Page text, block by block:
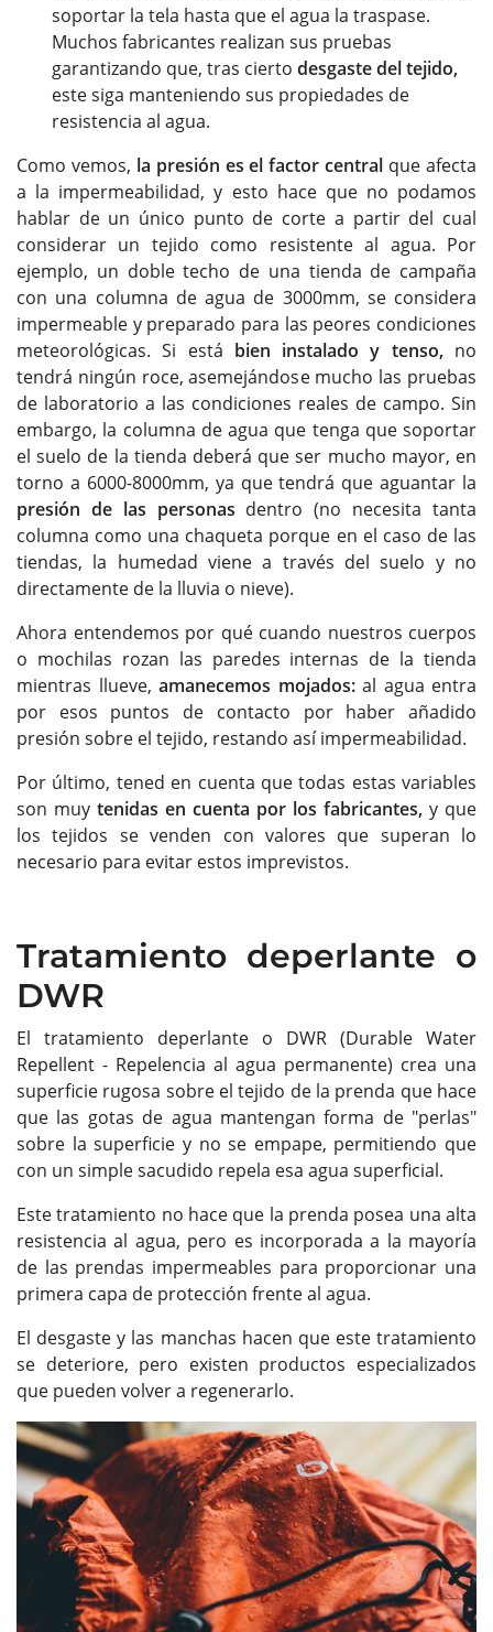
soportar la tela hasta que el agua la traspase.
Muchos fabricantes realizan sus pruebas
garantizando que, tras cierto desgaste del tejido,
este siga manteniendo sus propiedades de
resistencia al agua.
Como vemos, la presión es el factor central que afecta
a la impermeabilidad, y esto hace que no podamos
hablar de un único punto de corte a partir del cual
considerar un tejido como resistente al agua. Por
ejemplo, un doble techo de una tienda de campaña
con una columna de agua de 3000mm, se considera
impermeable y preparado para las peores condiciones
meteorológicas. Si está bien instalado y tenso,no
tendrá ningún roce, asemejándose mucho las pruebas
de laboratorio a las condiciones reales de campo. Sin
embargo, la columna de agua que tenga que soportar
el suelo de la tienda deberá que ser mucho mayor, en
torno a 6000-8000mm, ya que tendrá que aguantar la
presión de las personas dentro (no necesita tanta
columna como una chaqueta porque en el caso de las
tiendas, la humedad viene a través del suelo y no
directamente de la lluvia o nieve).
Ahora entendemos por qué cuando nuestros cuerpos
o mochilas rozan las paredes internas de la tienda
mientras llueve, amanecemos mojados:al agua entra
por esos puntos de contacto por haber añadido
presión sobre el tejido, restando así impermeabilidad.
Por último, tened en cuenta que todas estas variables
son muy tenidas en cuenta por los fabricantes, y que
los tejidos se venden con valores que superan lo
necesario para evitar estos imprevistos.
Tratamiento deperlante o
DWR
El tratamiento deperlante o DWR (Durable Water
Repellent - Repelencia al agua permanente) crea una
superficie rugosa sobre el tejido de la prenda que hace
que las gotas de agua mantengan forma de "perlas"
sobre la superficie y no se empape, permitiendo que
con un simple sacudido repela esa agua superficial.
Este tratamiento no hace que la prenda posea una alta
resistencia al agua, pero es incorporada a la mayoría
de las prendas impermeables para proporcionar una
primera capa de protección frente al agua.
El desgaste y las manchas hacen que este tratamiento
se deteriore, pero existen productos especializados
que pueden volver a regenerarlo.